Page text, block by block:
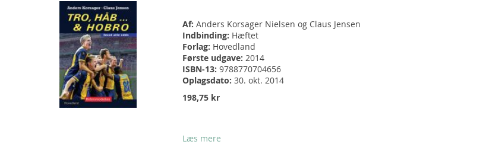
Af: Anders Korsager Nielsen og Claus Jensen
Indbinding: Hæftet
Forlag: Hovedland
Første udgave: 2014
ISBN-13: 9788770704656
Oplagsdato: 30. okt. 2014
198,75 kr
Læs mere